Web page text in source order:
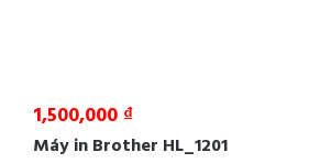
1,500,000 ₫
Máy in Brother HL_1201